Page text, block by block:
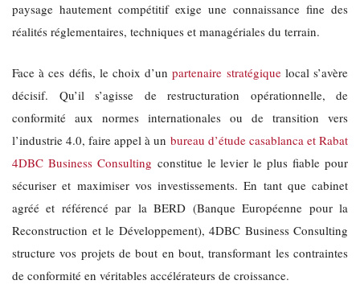
paysage hautement compétitif exige une connaissance fine des
réalités réglementaires, techniques et managériales du terrain.
Face à ces défis, le choix d’unpartenaire stratégiquelocal s’avère
décisif. Qu’il s’agisse de restructuration opérationnelle, de
conformité aux normes internationales ou de transition vers
l’industrie 4.0, faire appel à un bureau d’étude casablanca et Rabat
4DBC Business Consulting constitue le levier le plus fiable pour
sécuriser et maximiser vos investissements. En tant que cabinet
agréé et référencé par la BERD (Banque Européenne pour la
Reconstruction et le Développement), 4DBC Business Consulting
structure vos projets de bout en bout, transformant les contraintes
de conformité en véritables accélérateurs de croissance.